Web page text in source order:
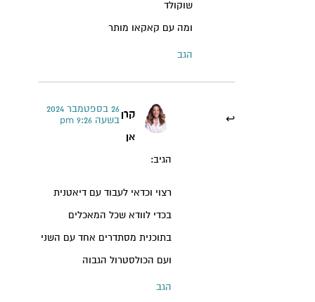
שוקולד
ומה עם קאקאו מותר
הגב
קרן
אן
הגיב:
26 בספטמבר 2024
בשעה 9:26 pm
רצוי וכדאי לעבוד עם דיאטנית
בכדי לוודא שכל המאכלים
בתוכנית מסתדרים אחד עם השני
ועם הכולסטרול הגבוה
הגב